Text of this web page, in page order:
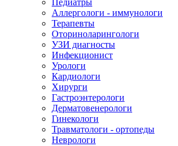
Педиатры
Аллергологи - иммунологи
Терапевты
Оториноларингологи
УЗИ диагносты
Инфекционист
Урологи
Кардиологи
Хирурги
Гастроэнтерологи
Дерматовенерологи
Гинекологи
Травматологи - ортопеды
Неврологи